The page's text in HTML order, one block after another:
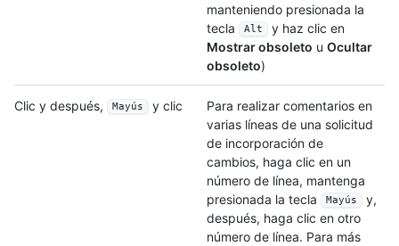
manteniendo presionada la
tecla
Alt
y haz clic en
Mostrar obsoleto u Ocultar
obsoleto)
Clic y después, Mayús y clic
Para realizar comentarios en
varias líneas de una solicitud
de incorporación de
cambios, haga clic en un
número de línea, mantenga
presionada la tecla
Mayús
y,
después, haga clic en otro
número de línea. Para más